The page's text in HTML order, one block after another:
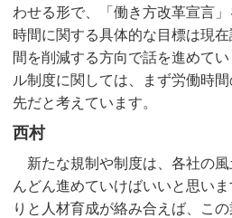
わせる形で、「働き方改革宣言
時間に関する具体的な目標は現
間を削減する方向で話を進めて
ル制度に関しては、まず労働時
先だと考えています。
西村
新たな規制や制度は、各社の
んどん進めていけばいいと思い
りと人材育成が絡み合えば、こ